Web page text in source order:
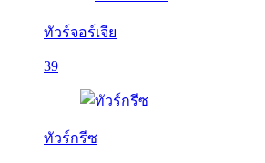
ทัวร์จอร์เจีย
39
ทัวร์กรีซ